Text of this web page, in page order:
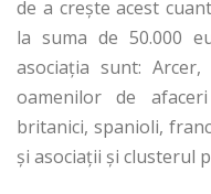
de a crește acest
la suma de 50.000
asociaţia sunt:
oamenilor de
britanici, spanioli,
şi asociaţii şi clusterul